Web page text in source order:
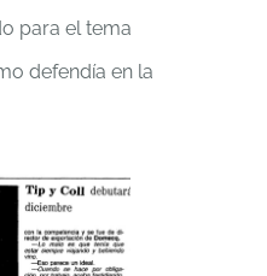
para el tema
defendía en la